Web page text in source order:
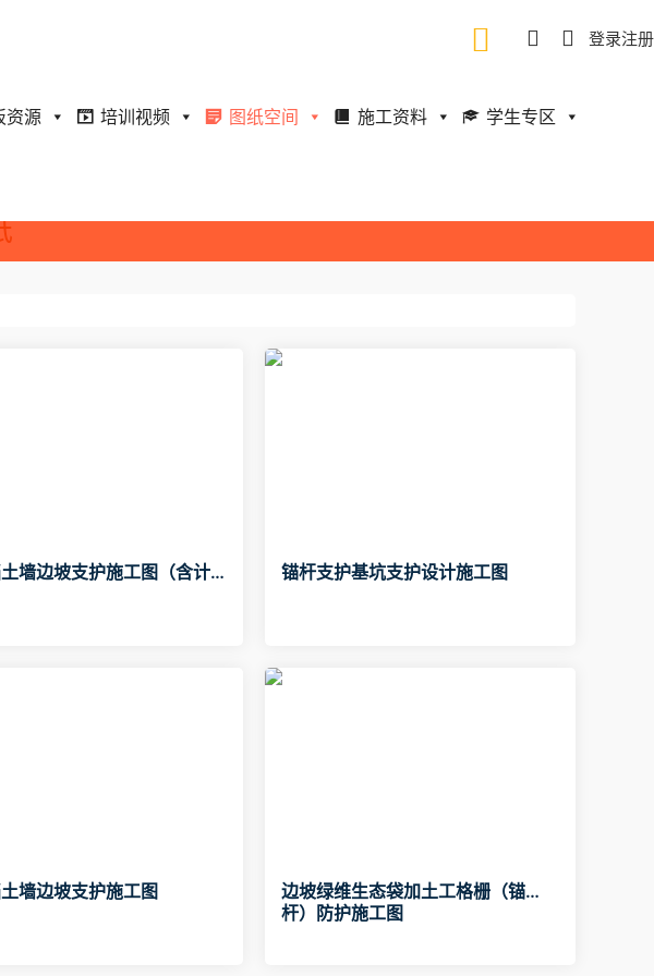
登录注册
资源 培训视频 图纸空间 施工资料 学生专区
墙边坡支护施工图（含计
锚杆支护基坑支护设计施工图
墙边坡支护施工图
边坡绿维生态袋加土工格栅（锚
杆）防护施工图